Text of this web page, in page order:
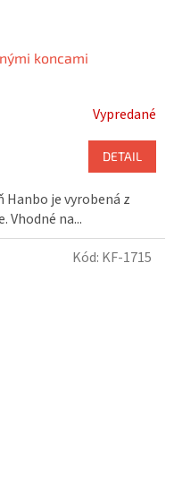
koncami
Vypredané
DETAIL
je vyrobená z
Vhodné na...
Kód: KF-1715